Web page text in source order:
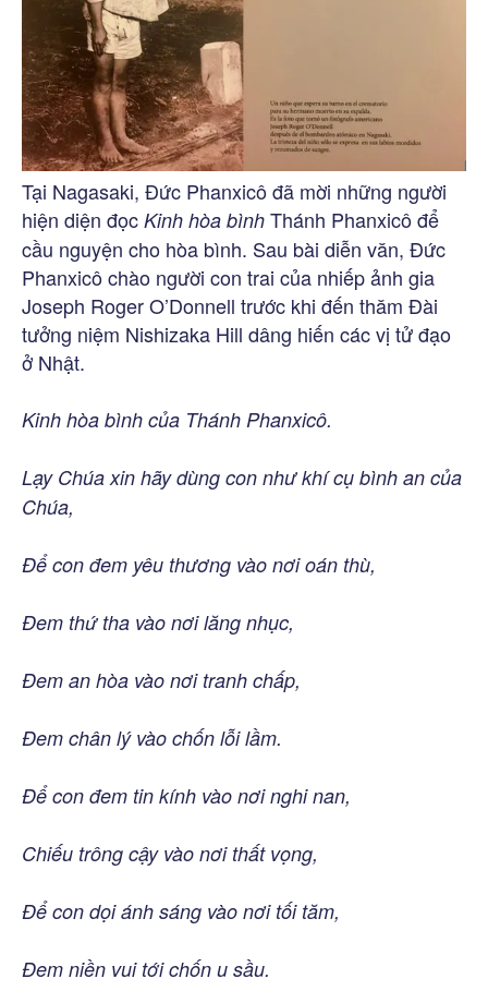
Tại Nagasaki, Đức Phanxicô đã mời những người
hiện diện đọc Kinh hòa bình Thánh Phanxicô để
cầu nguyện cho hòa bình. Sau bài diễn văn, Đức
Phanxicô chào người con trai của nhiếp ảnh gia
Joseph Roger O’Donnell trước khi đến thăm Đài
tưởng niệm Nishizaka Hill dâng hiến các vị tử đạo
ở Nhật.
Kinh hòa bình của Thánh Phanxicô.
Lạy Chúa xin hãy dùng con như khí cụ bình an của
Chúa,
Để con đem yêu thương vào nơi oán thù,
Đem thứ tha vào nơi lăng nhục,
Đem an hòa vào nơi tranh chấp,
Đem chân lý vào chốn lỗi lầm.
Để con đem tin kính vào nơi nghi nan,
Chiếu trông cậy vào nơi thất vọng,
Để con dọi ánh sáng vào nơi tối tăm,
Đem niền vui tới chốn u sầu.